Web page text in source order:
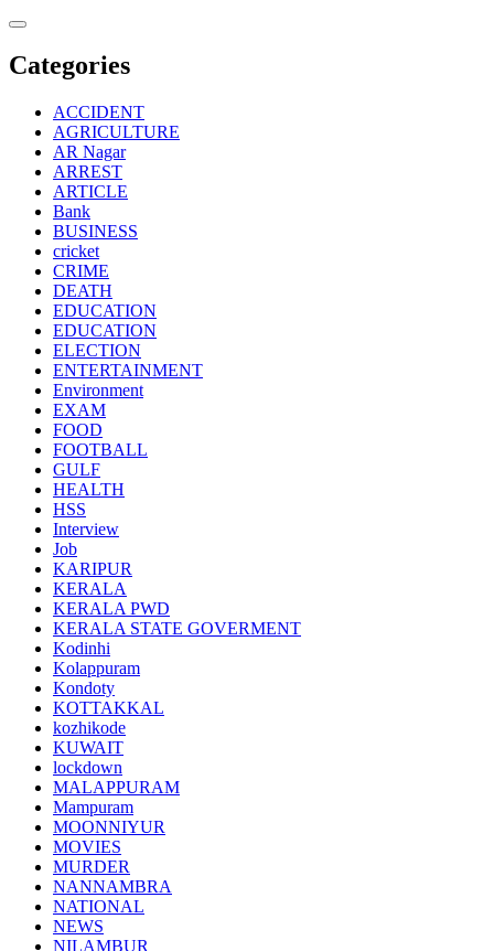
Skip
content
Categories
ACCIDENT
AGRICULTURE
AR Nagar
ARREST
ARTICLE
Bank
BUSINESS
cricket
CRIME
DEATH
EDUCATION
EDUCATION
ELECTION
ENTERTAINMENT
Environment
EXAM
FOOD
FOOTBALL
GULF
HEALTH
HSS
Interview
Job
KARIPUR
KERALA
KERALA PWD
KERALA STATE GOVERMENT
Kodinhi
Kolappuram
Kondoty
KOTTAKKAL
kozhikode
KUWAIT
lockdown
MALAPPURAM
Mampuram
MOONNIYUR
MOVIES
MURDER
NANNAMBRA
NATIONAL
NEWS
NILAMBUR